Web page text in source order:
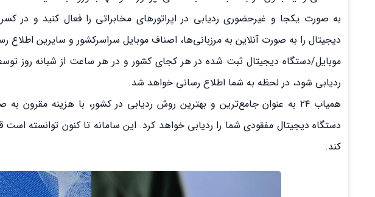
به صورت یکجا و غیرحضوری ردیابی در اپراتورهای مخابراتی را فعال کنید و در
دیجیتال‌ را به صورت آنلاین به مرزبانی‌ها، اصناف موبایل سراسرکشور و سایرین اطلاع
موبایل/دستگاه دیجیتال ثبت شده در هر کجای کشور و در هر ساعت از شبانه روز
ردیابی شود، در لحظه به شما اطلاع رسانی خواهد شد.
همیاب ۲۴ به عنوان جامع‌ترین و بهترین روش ردیابی در کشور، با هزینه
کند.